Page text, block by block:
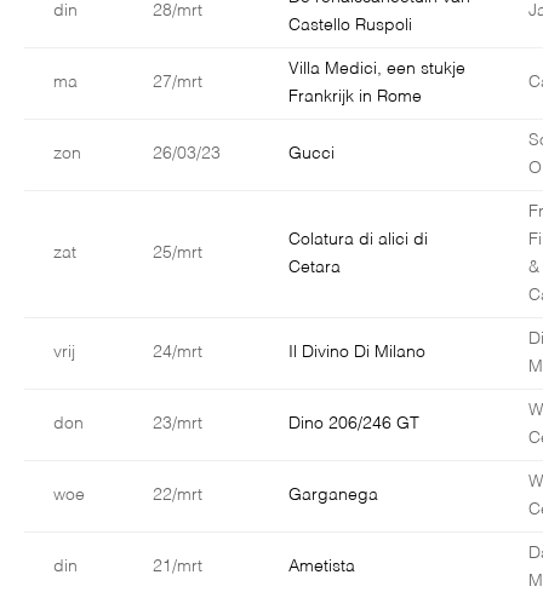
din 28/mrt
Castello Ruspoli
ma 27/mrt
Villa Medici, een stukje
Frankrijk in Rome
zon 26/03/23 Gucci
zat 25/mrt
Colatura di alici di
Cetara
&
vrij 24/mrt Il Divino Di Milano
don 23/mrt Dino 206/246 GT
woe 22/mrt Garganega
din 21/mrt Ametista